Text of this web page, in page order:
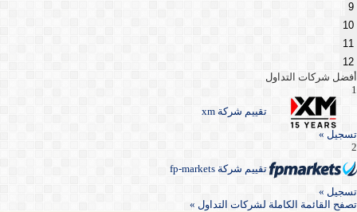
9
10
11
12
أفضل شركات التداول
1
تقييم شركة xm
تسجيل »
2
تقييم شركة fp-markets
تسجيل »
تصفح القائمة الكاملة لشركات التداول »